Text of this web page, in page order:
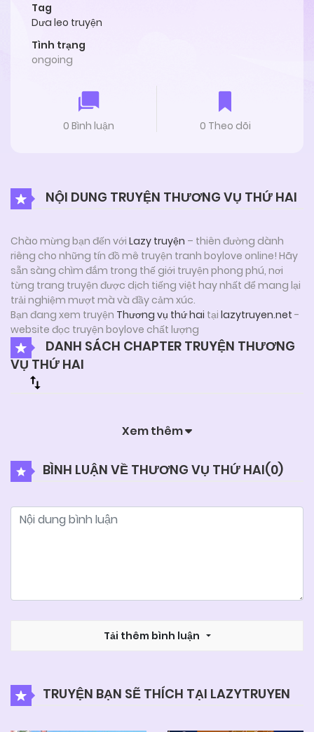
Tag
Dưa leo truyện
Tình trạng
ongoing
0 Bình luận 0 Theo dõi
NỘI DUNG TRUYỆN THƯƠNG VỤ THỨ HAI
Chào mừng bạn đến với Lazy truyện – thiên đường dành
riêng cho những tín đồ mê truyện tranh boylove online! Hãy
sẵn sàng chìm đắm trong thế giới truyện phong phú, nơi
từng trang truyện được dịch tiếng việt hay nhất để mang lại
trải nghiệm mượt mà và đầy cảm xúc.
Bạn đang xem truyện Thương vụ thứ hai tại lazytruyen.net -
website đọc truyện boylove chất lượng
DANH SÁCH CHAPTER TRUYỆN THƯƠNG
VỤ THỨ HAI
Xem thêm
BÌNH LUẬN VỀ THƯƠNG VỤ THỨ HAI(0)
Tải thêm bình luận
TRUYỆN BẠN SẼ THÍCH TẠI LAZYTRUYEN